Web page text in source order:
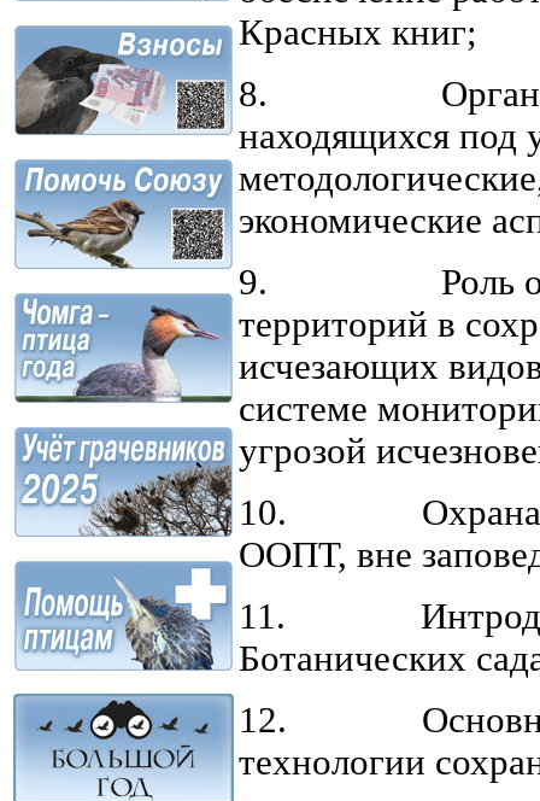
Красных книг;
8.
находящихся под
экономические
9. Роль особо
территорий в
исчезающих
системе
угрозой
10. Охрана
ООПТ, вне
11.
Ботанических
12. Основные
технологии